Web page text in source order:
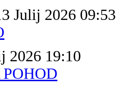
Julij 2026 09:53
2026 19:10